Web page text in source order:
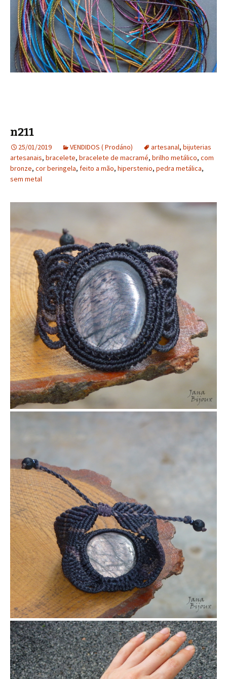
n211
25/01/2019 VENDIDOS ( Prodáno) artesanal, bijuterias
artesanais, bracelete, bracelete de macramé, brilho metálico, com
bronze, cor beringela, feito a mão, hiperstenio, pedra metálica,
sem metal